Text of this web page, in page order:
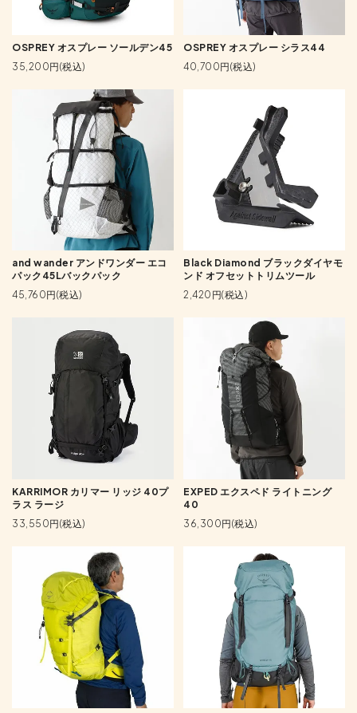
OSPREY オスプレー ソールデン45
35,200円(税込)
OSPREY オスプレー シラス44
40,700円(税込)
and wander アンドワンダー エコ
パック45Lバックパック
45,760円(税込)
Black Diamond ブラックダイヤモ
ンド オフセットトリムツール
2,420円(税込)
KARRIMOR カリマー リッジ 40プ
ラス ラージ
33,550円(税込)
EXPED エクスペド ライトニング
40
36,300円(税込)